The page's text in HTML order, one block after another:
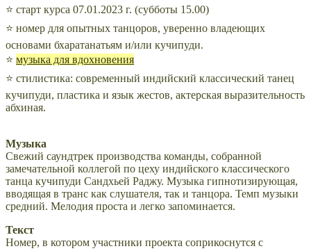
⭐ старт курса 07.01.2023 г. (субботы 15.00)
⭐ номер для опытных танцоров, уверенно владеющих
основами бхаратанатьям и/или кучипуди.
⭐ музыка для вдохновения
⭐ стилистика: современный индийский классический танец
кучипуди, пластика и язык жестов, актерская выразительность
абхиная.
Музыка
Свежий саундтрек производства команды, собранной
замечательной коллегой по цеху индийского классического
танца кучипуди Сандхьей Раджу. Музыка гипнотизирующая,
вводящая в транс как слушателя, так и танцора. Темп музыки
средний. Мелодия проста и легко запоминается.
Текст
Номер, в котором участники проекта соприкоснутся с